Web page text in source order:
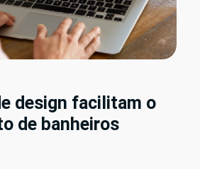
design facilitam o
de banheiros